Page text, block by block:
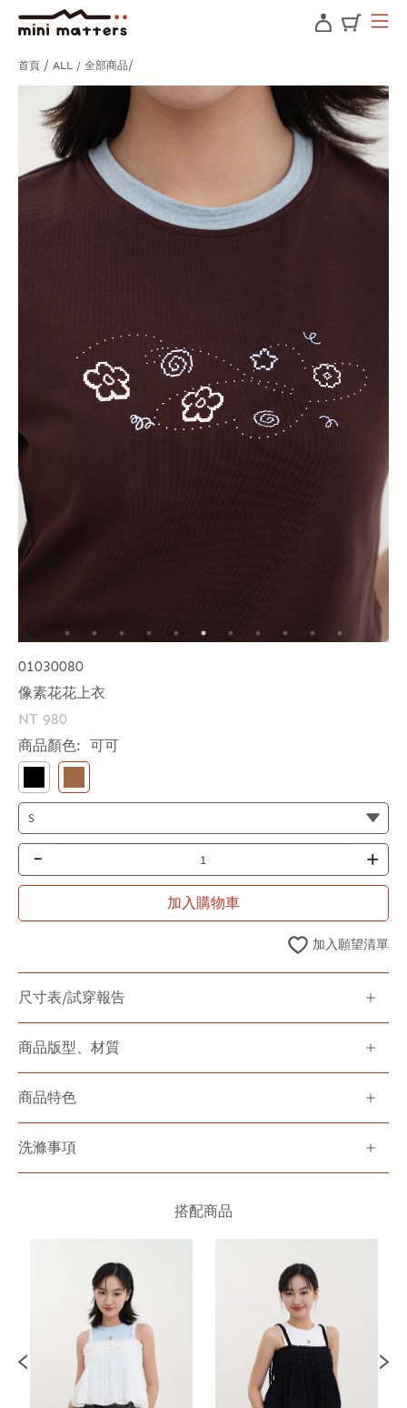
首頁 ALL / 全部商品
01030080
像素花花上衣
NT 980
商品顏色: 可可
- +
加入購物車
加入願望清單
尺寸表/試穿報告
商品版型、材質
商品特色
洗滌事項
搭配商品